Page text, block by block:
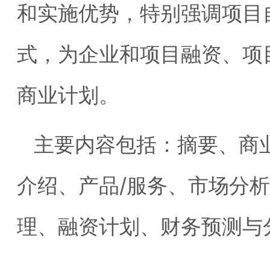
和实施优势，特别强调项
式，为企业和项目融资、
商业计划。
主要内容包括：摘要、商
介绍、产品/服务、市场分
理、融资计划、财务预测